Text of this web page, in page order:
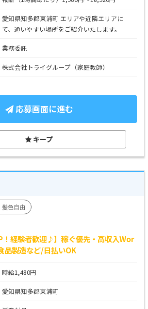
愛知県知多郡東浦町 エリアや近隣エリアに
て、通いやすい場所をご紹介いたします。
業務委託
株式会社トライグループ（家庭教師）
応募画面に進む
キープ
髪色自由
！経験者歓迎♪】稼ぐ優先・高収入Wor
製造など/日払いOK
時給1,480円
愛知県知多郡東浦町